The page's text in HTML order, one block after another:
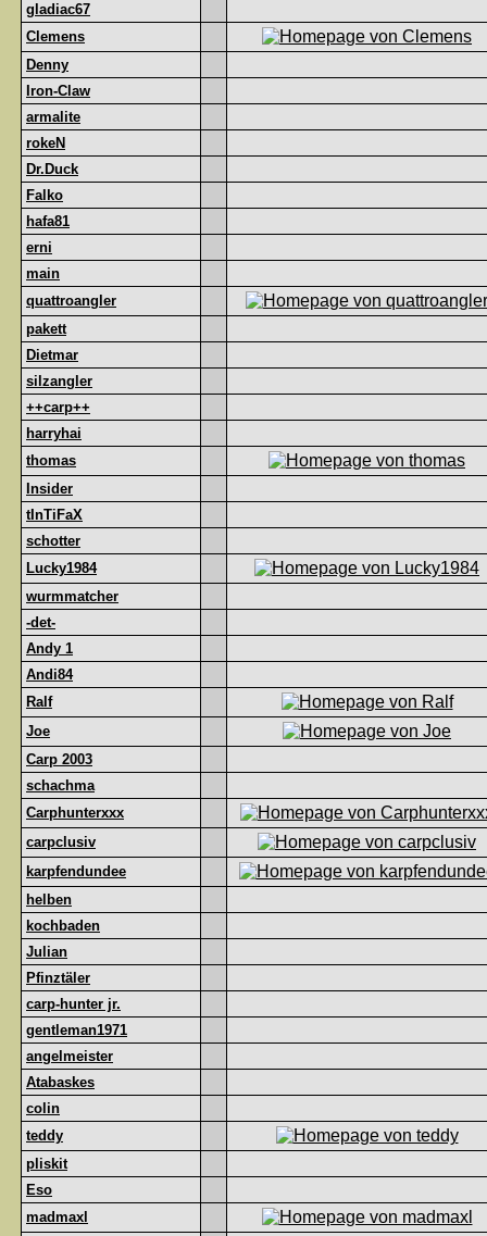
gladiac67
Clemens
Denny
Iron-Claw
armalite
rokeN
Dr.Duck
Falko
hafa81
erni
main
quattroangler
pakett
Dietmar
silzangler
++carp++
harryhai
thomas
Insider
tInTiFaX
schotter
Lucky1984
wurmmatcher
-det-
Andy 1
Andi84
Ralf
Joe
Carp 2003
schachma
Carphunterxxx
carpclusiv
karpfendundee
helben
kochbaden
Julian
Pfinztäler
carp-hunter jr.
gentleman1971
angelmeister
Atabaskes
colin
teddy
pliskit
Eso
madmaxl